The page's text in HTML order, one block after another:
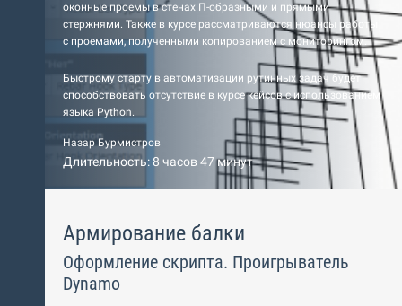
оконные проемы в стенах П-образными и прямыми
стержнями. Также в курсе рассматриваются нюансы работы
с проемами, полученными копированием с мониторингом.
Быстрому старту в автоматизации рутинных задач будет
способствовать отсутствие в курсе кейсов с использованием
языка Python.
Назар Бурмистров
Длительность: 8 часов 47 минут
Армирование балки
Оформление скрипта. Проигрыватель
Dynamo